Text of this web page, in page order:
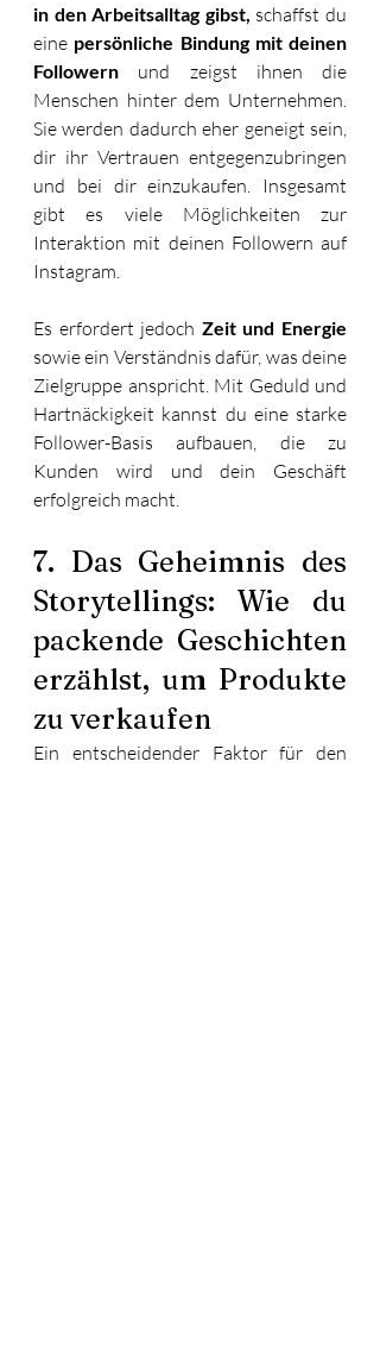
in den Arbeitsalltag gibst, schaffst du
eine persönliche Bindung mit deinen
Followern und zeigst ihnen die
Menschen hinter dem Unternehmen.
Sie werden dadurch eher geneigt sein,
dir ihr Vertrauen entgegenzubringen
und bei dir einzukaufen. Insgesamt
gibt es viele Möglichkeiten zur
Interaktion mit deinen Followern auf
Instagram.
Es erfordert jedoch Zeit und Energie
sowie ein Verständnis dafür, was deine
Zielgruppe anspricht. Mit Geduld und
Hartnäckigkeit kannst du eine starke
Follower-Basis aufbauen, die zu
Kunden wird und dein Geschäft
erfolgreich macht.
7. Das Geheimnis des
Storytellings: Wie du
packende Geschichten
erzählst, um Produkte
zu verkaufen
Ein entscheidender Faktor für den